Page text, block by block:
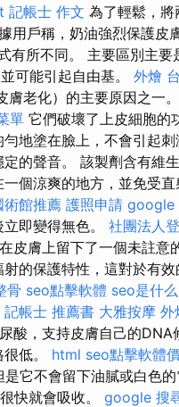
記帳士 作文 為了輕鬆，
戶稱，奶油強烈保護皮
有所不同。 主要區別主要
可能引起自由基。 外燴
老化）的主要原因之一。
單 它們破壞了上皮細胞的
地塗在臉上，不會引起
的聲音。 該製劑含有維
個涼爽的地方，並免受
術館推薦 護照申請 google
即變得無色。 社團法人
皮膚上留下了一個未註意
的保護特性，這對於有效
骨 seo點擊軟體 seo是什么
記帳士 推薦書 大雅按摩 外
酸，支持皮膚自己的DNA
低。 html seo點擊軟體
是它不會留下油膩或白色
快就會吸收。 google 搜